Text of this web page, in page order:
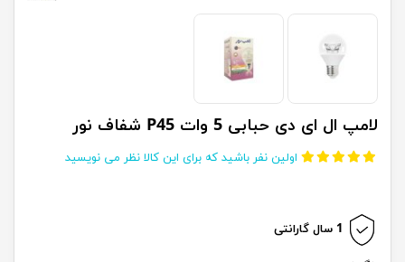
لامپ ال ای دی حبابی 5 وات P45 شفاف نور
اولین نفر باشید که برای این کالا نظر می نویسید
1 سال گارانتی